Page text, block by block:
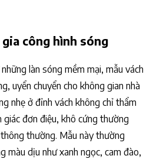
công hình sóng
làn sóng mềm mại, mẫu vách
uyển chuyển cho không gian nhà
nhẹ ở đỉnh vách không chỉ thẩm
giác đơn điệu, khô cứng thường
thường. Mẫu này thường
màu dịu như xanh ngọc, cam đào,